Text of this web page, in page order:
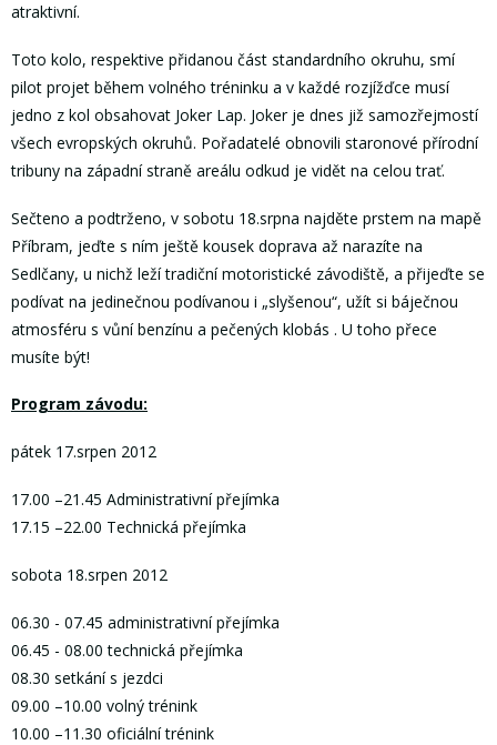
atraktivní.
Toto kolo, respektive přidanou část standardního okruhu, smí
pilot projet během volného tréninku a v každé rozjížďce musí
jedno z kol obsahovat Joker Lap. Joker je dnes již samozřejmostí
všech evropských okruhů. Pořadatelé obnovili staronové přírodní
tribuny na západní straně areálu odkud je vidět na celou trať.
Sečteno a podtrženo, v sobotu 18.srpna najděte prstem na mapě
Příbram, jeďte s ním ještě kousek doprava až narazíte na
Sedlčany, u nichž leží tradiční motoristické závodiště, a přijeďte se
podívat na jedinečnou podívanou i „slyšenou“, užít si báječnou
atmosféru s vůní benzínu a pečených klobás . U toho přece
musíte být!
Program závodu:
pátek 17.srpen 2012
17.00 –21.45 Administrativní přejímka
17.15 –22.00 Technická přejímka
sobota 18.srpen 2012
06.30 - 07.45 administrativní přejímka
06.45 - 08.00 technická přejímka
08.30 setkání s jezdci
09.00 –10.00 volný trénink
10.00 –11.30 oficiální trénink